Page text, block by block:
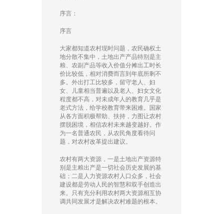
序言：
序言
大家都知道农村现时问题，农民确权土
地分散不集中，土地出产产品特别是主
粮、农副产品等收入价值分摊出工时长
价比较低，相对消费而言到年底所剩不
多。外出打工比较多，留守老人、妇
女、儿童相当普遍以及老人、妇女文化
程度都不高，对未成年人的教育几乎是
老式方法，给学校教育带来困难。国家
从各方面积极帮助、扶持，力图让农村
摆脱困境，相信农村未来越变越好。作
为一名普通农民，从农民角度看待问
题，对农村改革提出建议。
农村有两大资源，一是土地出产资源特
别是主粮出产是一切社会历史发展的基
础；二是人力资源农村人口众多，社会
建设都是劳动人民的智慧和双手创造出
来。只有充分利用农村两大资源相互协
调共同发展才是解决农村难题的根本。